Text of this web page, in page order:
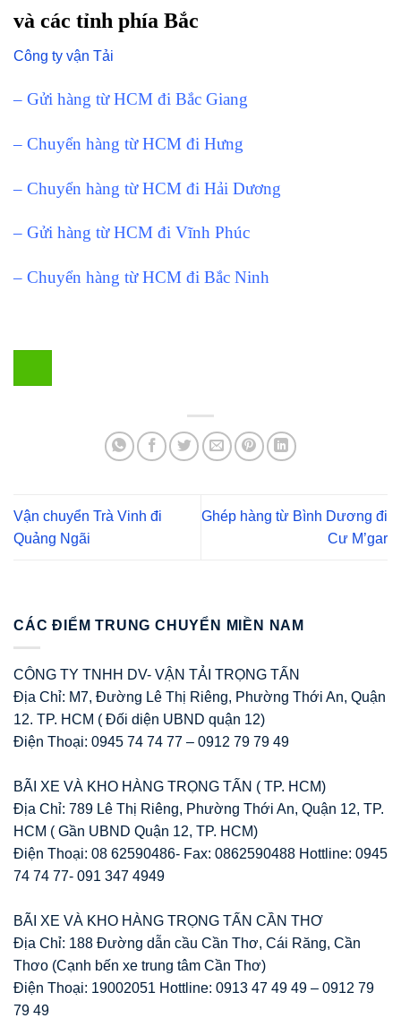
và các tỉnh phía Bắc
Công ty vận Tải
– Gửi hàng từ HCM đi Bắc Giang
– Chuyển hàng từ HCM đi Hưng
– Chuyển hàng từ HCM đi Hải Dương
– Gửi hàng từ HCM đi Vĩnh Phúc
– Chuyển hàng từ HCM đi Bắc Ninh
Vận chuyển Trà Vinh đi
Quảng Ngãi
Ghép hàng từ Bình Dương đi
Cư M’gar
CÁC ĐIỂM TRUNG CHUYỂN MIỀN NAM
CÔNG TY TNHH DV- VẬN TẢI TRỌNG TẤN
Địa Chỉ: M7, Đường Lê Thị Riêng, Phường Thới An, Quận
12. TP. HCM ( Đối diện UBND quận 12)
Điện Thoại: 0945 74 74 77 – 0912 79 79 49
BÃI XE VÀ KHO HÀNG TRỌNG TẤN ( TP. HCM)
Địa Chỉ: 789 Lê Thị Riêng, Phường Thới An, Quận 12, TP.
HCM ( Gần UBND Quận 12, TP. HCM)
Điện Thoại: 08 62590486- Fax: 0862590488 Hottline: 0945
74 74 77- 091 347 4949
BÃI XE VÀ KHO HÀNG TRỌNG TẤN CẦN THƠ
Địa Chỉ: 188 Đường dẫn cầu Cần Thơ, Cái Răng, Cần
Thơo (Cạnh bến xe trung tâm Cần Thơ)
Điện Thoại: 19002051 Hottline: 0913 47 49 49 – 0912 79
79 49